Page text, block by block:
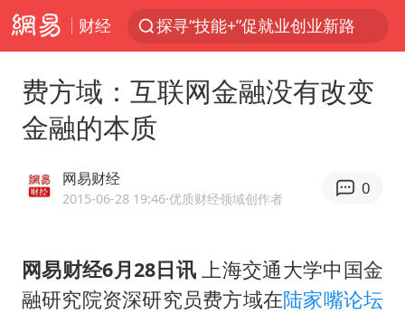
财经
探寻“技能+”促就业创业新路
美国退回1000亿美元关税
河南试行周五下午弹性离岗
要给全体职工“应休尽休”的底气
日本籍女网红在韩直播时自杀身亡
费方域：互联网金融没有改变
金融的本质
网易财经
2015-06-28 19:46·优质财经领域创作者
0
网易财经6月28日讯 上海交通大学中国金
融研究院资深研究员费方域在陆家嘴论坛